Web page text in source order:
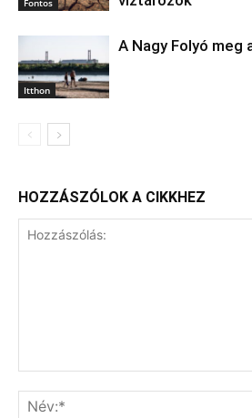
Itthon
A Nagy Folyó meg
HOZZÁSZÓLOK A CIKKHEZ